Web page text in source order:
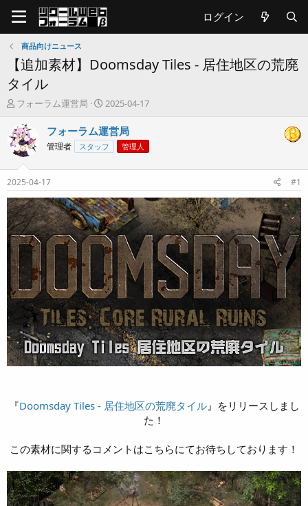
ログイン
商品向けニュース
【追加素材】Doomsday Tiles - 居住地区の荒廃
タイル
T
r
e
a
s
t
a
r
t
e
r
フォーラム運営局
開
日
2025-04-17
フォーラム運営局
管理者 スタッフ 管理人
2025-04-17 #1
『Doomsday Tiles - 居住地区の荒廃タイル』をリリースしまし
た！
この素材に関するコメントはこちらにてお待ちしております！